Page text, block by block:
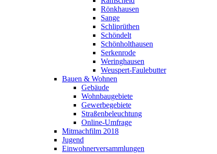
Rönkhausen
Sange
Schliprüthen
Schöndelt
Schönholthausen
Serkenrode
Weringhausen
Weuspert-Faulebutter
Bauen & Wohnen
Gebäude
Wohnbaugebiete
Gewerbegebiete
Straßenbeleuchtung
Online-Umfrage
Mitmachfilm 2018
Jugend
Einwohnerversammlungen